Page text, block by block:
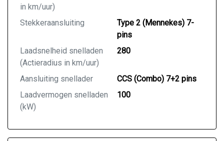
in km/uur)
Stekkeraansluiting
Type 2 (Mennekes) 7-
pins
Laadsnelheid snelladen
(Actieradius in km/uur)
280
Aansluiting snellader
CCS (Combo) 7+2 pins
Laadvermogen snelladen
(kW)
100